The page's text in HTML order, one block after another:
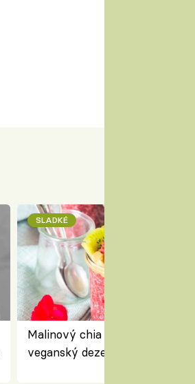
SLADKÉ
Malinový chia pudink s
veganský dezert plný ovoce a